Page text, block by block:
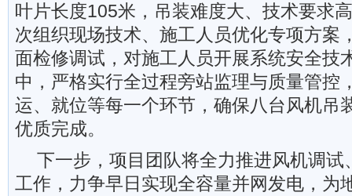
叶片长度105米，吊装难度大、技术要求
次组织现场技术、施工人员优化专项方案
面检修调试，对施工人员开展系统安全技
中，严格实行全过程旁站监理与质量管控
运、就位等每一个环节，确保八台风机吊
优质完成。
下一步，项目团队将全力推进风机调试
工作，力争早日实现全容量并网发电，为